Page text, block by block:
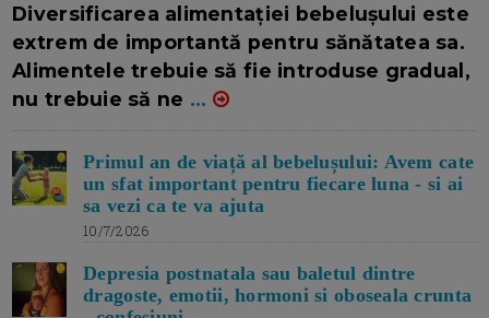
Diversificarea alimentației bebelușului este
extrem de importantă pentru sănătatea sa.
Alimentele trebuie să fie introduse gradual,
nu trebuie să ne ...
Primul an de viață al bebelușului: Avem cate
un sfat important pentru fiecare luna - si ai
sa vezi ca te va ajuta
10/7/2026
Depresia postnatala sau baletul dintre
dragoste, emotii, hormoni si oboseala crunta